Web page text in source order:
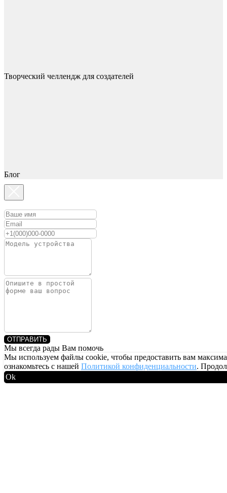
Творческий челлендж для создателей
Блог
ОТПРАВИТЬ
Мы всегда рады Вам помочь
Мы используем файлы cookie, чтобы предоставить вам
ознакомьтесь с нашей Политикой конфиденциальности.
Ok